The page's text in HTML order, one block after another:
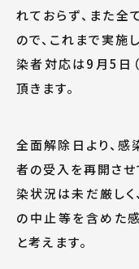
れておらず、また
ので、これまで実施
染者対応は9月5日
頂きます。
全面解除日より、
者の受入を再開させ
染状況は未だ厳しく
の中止等を含めた
と考えます。